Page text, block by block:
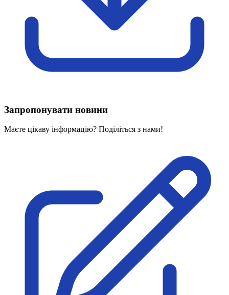
Харківська область
Херсонська область
Хмельницька область
Вивчаємо жестову мову
Дитяча сторінка
Новини про жестову мову
Проєкт "Жестова мова для поліцейських"
На допомогу військовим
Медична термінологія жестовою мовою
Нормативна база УТОГ
Конвенція ООН
Законодавство
Декларації
Документи ВФГ
Міжнародні документи
Запропонувати новини
Маєте цікаву інформацію? Поділіться з нами!